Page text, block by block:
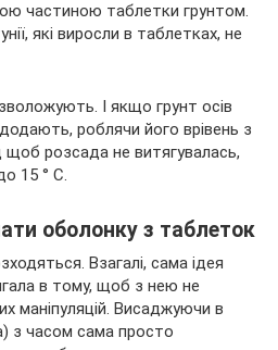
частиною таблетки грунтом.
які виросли в таблетках, не
І якщо грунт осів
роблячи його врівень з
розсада не витягувалась,
15 ° С.
оболонку з таблеток
Взагалі, сама ідея
в тому, щоб з нею не
маніпуляцій. Висаджуючи в
з часом сама просто